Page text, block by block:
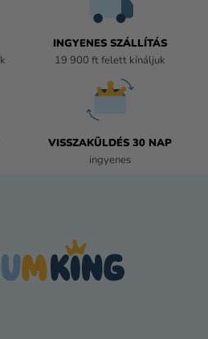
INGYENES SZÁLLÍTÁS
19 900 ft felett kínáljuk
VISSZAKÜLDÉS 30 NAP
ingyenes